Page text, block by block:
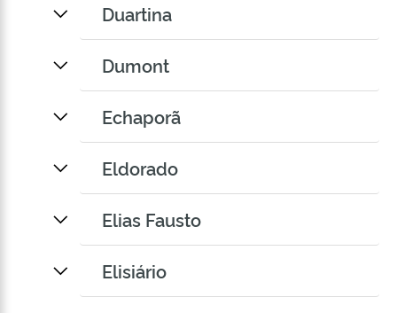
Duartina
Dumont
Echaporã
Eldorado
Elias Fausto
Elisiário